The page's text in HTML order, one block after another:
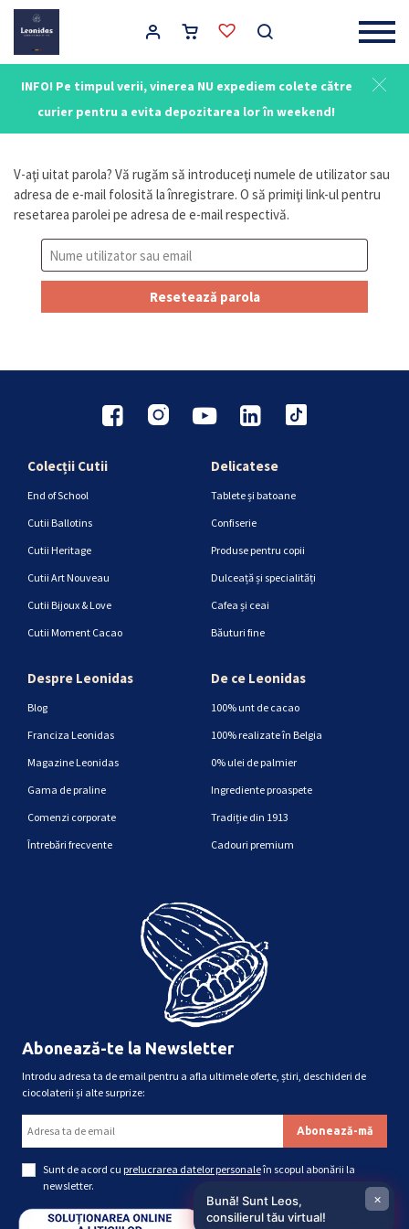
INFO! Pe timpul verii, vinerea NU expediem colete către
curier pentru a evita depozitarea lor în weekend!
Main Navigation
Intră înContul tău
V-aţi uitat parola? Vă rugăm să introduceţi numele de utilizator sau
adresa de e-mail folosită la înregistrare. O să primiţi link-ul pentru
resetarea parolei pe adresa de e-mail respectivă.
Resetează parola
Colecții Cutii
End of School
Cutii Ballotins
Cutii Heritage
Cutii Art Nouveau
Cutii Bijoux & Love
Cutii Moment Cacao
Delicatese
Tablete și batoane
Confiserie
Produse pentru copii
Dulceață și specialități
Cafea și ceai
Băuturi fine
Despre Leonidas
Blog
Franciza Leonidas
Magazine Leonidas
Gama de praline
Comenzi corporate
Întrebări frecvente
De ce Leonidas
100% unt de cacao
100% realizate în Belgia
0% ulei de palmier
Ingrediente proaspete
Tradiție din 1913
Cadouri premium
Abonează-te la Newsletter
Introdu adresa ta de email pentru a afla ultimele oferte, știri, deschideri de
ciocolaterii și alte surprize:
Sunt de acord cu prelucrarea datelor personaleîn scopul abonării la
newsletter.
Bună! Sunt Leos,
consilierul tău virtual!
×